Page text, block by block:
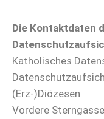
Die Kontaktdaten
Katholisches
(Erz-)Diözesen
Vordere